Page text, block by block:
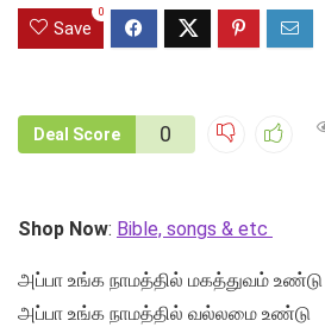
Save
0
Deal Score 0
Shop Now: Bible, songs & etc
அப்பா உங்க நாமத்தில் மகத்துவம் உண்டு
அப்பா உங்க நாமத்தில் வல்லமை உண்டு